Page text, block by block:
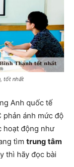
tốt nhất
Anh quốc tế
phản ánh mức độ
hoạt động như
tìm trung tâm
thì hãy đọc bài